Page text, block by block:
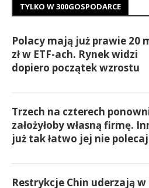
TYLKO W 300GOSPODARCE
Polacy mają już prawie 20
zł w ETF-ach. Rynek widzi
dopiero początek wzrostu
Trzech na czterech
założyłoby własną firmę.
już tak łatwo jej nie
Restrykcje Chin uderzają w